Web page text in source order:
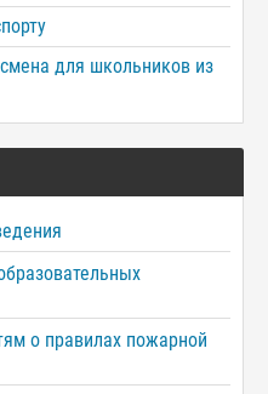
для школьников из
о правилах пожарной